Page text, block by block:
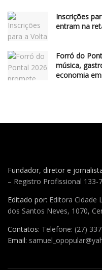
Inscrições
entram na
Forró do
música,
economia
Fundador, diretor e
– Registro Profissional 133-
Editado por: Editora Cidade
dos Santos Neves, 1070,
Contatos: Telefone: (27)
Email: